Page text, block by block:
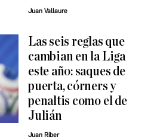
Juan Vallaure
Las seis reglas que
cambian en la Liga
este año: saques de
puerta, córners y
penaltis como el de
Julián
Juan Riber